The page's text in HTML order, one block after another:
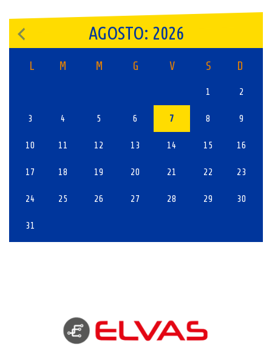
AGOSTO: 2026
L M M G V S D
1 2
3 4 5 6 7 8 9
10 11 12 13 14 15 16
17 18 19 20 21 22 23
24 25 26 27 28 29 30
31